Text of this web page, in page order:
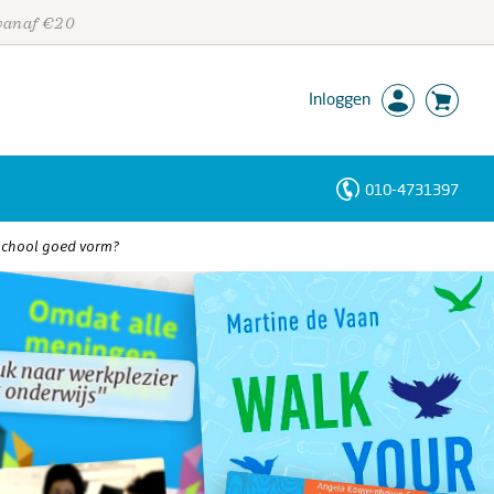
€20
Inloggen
010-4731397
goed vorm?
naar werkplezier
onderwijs"
naar werkplezier
onderwijs"
Personen
Trefwoorden